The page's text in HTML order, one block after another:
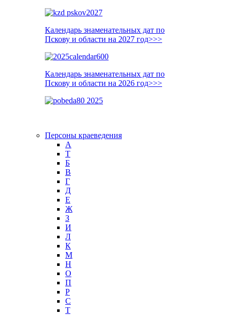
Календарь знаменательных дат по
Пскову и области на 2027 год>>>
Календарь знаменательных дат по
Пскову и области на 2026 год>>>
Персоны краеведения
А
T
Б
В
Г
Д
Е
Ж
З
И
Л
К
М
Н
О
П
Р
С
Т